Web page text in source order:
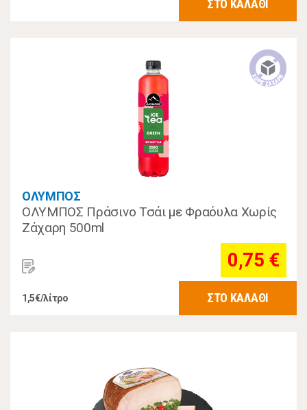
ΣΤΟ ΚΑΛΑΘΙ
ΟΛΥΜΠΟΣ
ΟΛΥΜΠΟΣ Πράσινο Τσάι με Φραόυλα Χωρίς
Ζάχαρη 500ml
0,75 €
1,5€/λίτρο ΣΤΟ ΚΑΛΑΘΙ